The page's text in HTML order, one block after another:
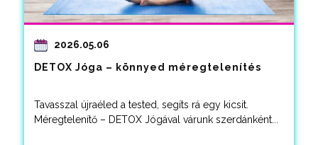
2026.05.06
DETOX Jóga – könnyed méregtelenítés
Tavasszal újraéled a tested, segíts rá egy kicsit.
Méregtelenítő – DETOX Jógával várunk szerdánként...